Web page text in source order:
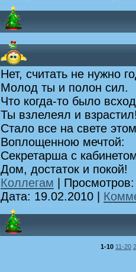
Нет, считать не нужно
Молод ты и полон сил.
Что когда-то было
Ты взлелеял и
Стало все на свете этом
Воплощенною мечтой:
Секретарша с
Дом, достаток и покой!
Коллегам |
Дата: 19.02.2010
1-10 11-20